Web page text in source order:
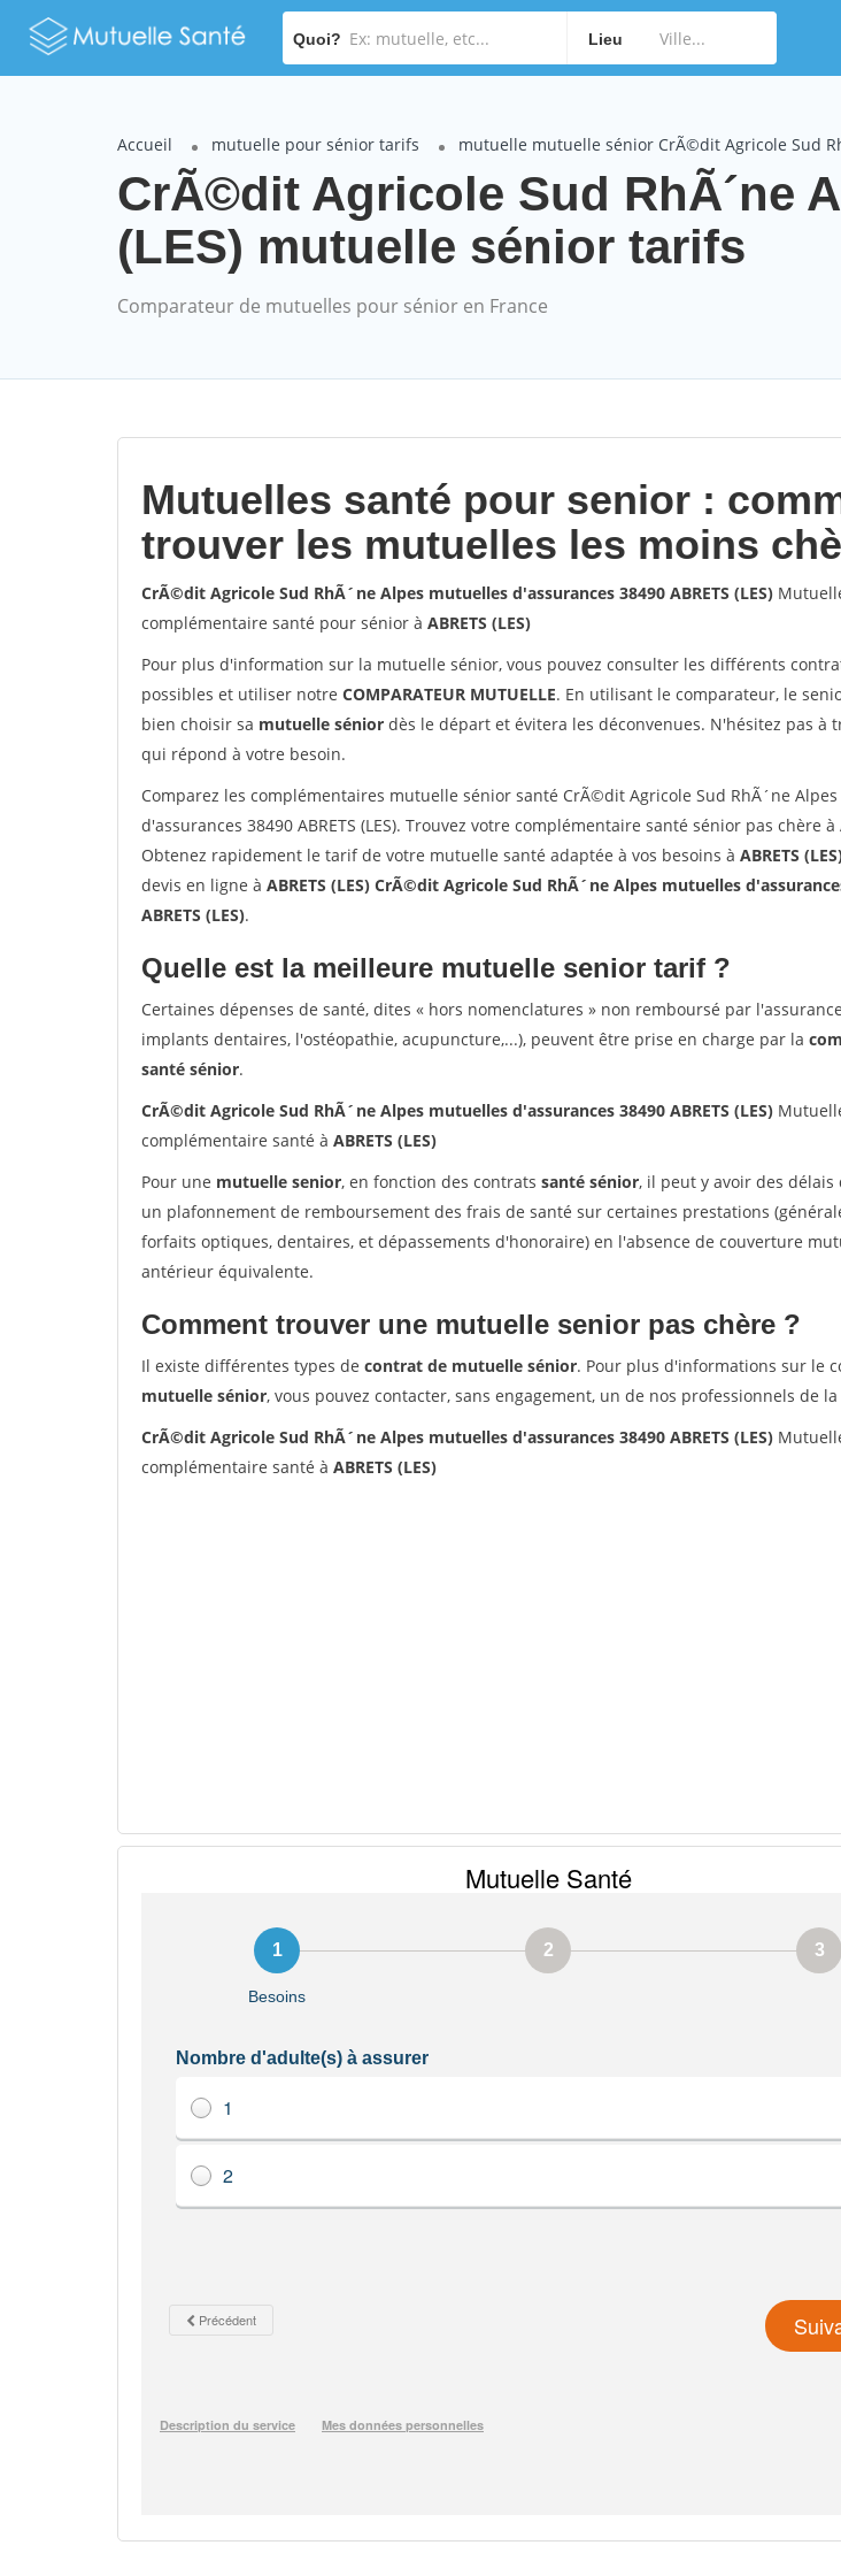
Quoi? Lieu
Accueil mutuelle pour sénior tarifs mutuelle mutuelle sénior CrÃ©dit Agricole Sud
CrÃ©dit Agricole Sud RhÃ´ne
(LES) mutuelle sénior tarifs
Comparateur de mutuelles pour sénior en France
Mutuelles santé pour senior :
trouver les mutuelles les moins
CrÃ©dit Agricole Sud RhÃ´ne Alpes mutuelles d'assurances 38490 ABRETS (LES)
complémentaire santé pour sénior à ABRETS (LES)
Pour plus d'information sur la mutuelle sénior, vous pouvez consulter les différents
possibles et utiliser notre COMPARATEUR MUTUELLE. En utilisant le comparateur, le
bien choisir sa mutuelle sénior dès le départ et évitera les déconvenues. N'hésitez pas à
qui répond à votre besoin.
Comparez les complémentaires mutuelle sénior santé CrÃ©dit Agricole Sud RhÃ´ne
d'assurances 38490 ABRETS (LES). Trouvez votre complémentaire santé sénior pas chère à
Obtenez rapidement le tarif de votre mutuelle santé adaptée à vos besoins à ABRETS
devis en ligne à ABRETS (LES) CrÃ©dit Agricole Sud RhÃ´ne Alpes mutuelles
ABRETS (LES).
Quelle est la meilleure mutuelle senior tarif ?
Certaines dépenses de santé, dites « hors nomenclatures » non remboursé par
implants dentaires, l'ostéopathie, acupuncture,...), peuvent être prise en charge par la
santé sénior.
CrÃ©dit Agricole Sud RhÃ´ne Alpes mutuelles d'assurances 38490 ABRETS (LES)
complémentaire santé à ABRETS (LES)
Pour une mutuelle senior, en fonction des contrats santé sénior, il peut y avoir des délais
un plafonnement de remboursement des frais de santé sur certaines prestations
forfaits optiques, dentaires, et dépassements d'honoraire) en l'absence de couverture
antérieur équivalente.
Comment trouver une mutuelle senior pas chère ?
Il existe différentes types de contrat de mutuelle sénior. Pour plus d'informations sur le
mutuelle sénior, vous pouvez contacter, sans engagement, un de nos professionnels de la
CrÃ©dit Agricole Sud RhÃ´ne Alpes mutuelles d'assurances 38490 ABRETS (LES)
complémentaire santé à ABRETS (LES)